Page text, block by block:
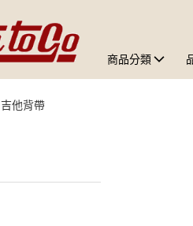
商品分類
吉他背帶